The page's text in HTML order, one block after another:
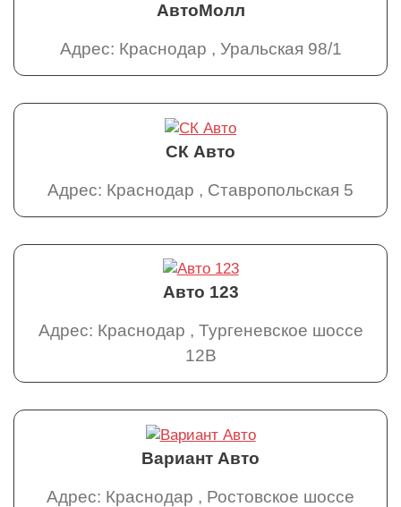
АвтоМолл
Адрес: Краснодар , Уральская 98/1
СК Авто
Адрес: Краснодар , Ставропольская 5
Авто 123
Адрес: Краснодар , Тургеневское шоссе
12В
Вариант Авто
Адрес: Краснодар , Ростовское шоссе